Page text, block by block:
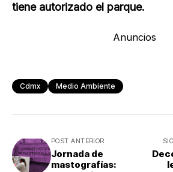
tiene autorizado el parque.
Anuncios
Cdmx Medio Ambiente
POST ANTERIOR
Jornada de
mastografías: